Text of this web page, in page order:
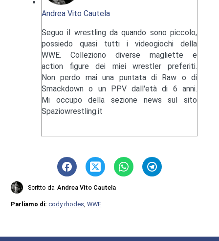
Andrea Vito Cautela
Seguo il wrestling da quando sono piccolo,
possiedo quasi tutti i videogiochi della
WWE. Colleziono diverse magliette e
action figure dei miei wrestler preferiti.
Non perdo mai una puntata di Raw o di
Smackdown o un PPV dall'età di 6 anni.
Mi occupo della sezione news sul sito
Spaziowrestling.it
Scritto da Andrea Vito Cautela
Parliamo di:cody rhodes ,WWE